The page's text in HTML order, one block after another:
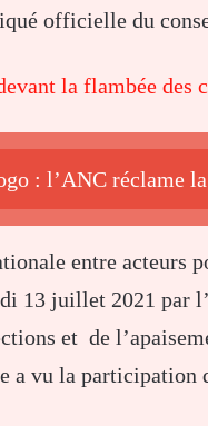
officielle du
la flambée des
: l’ANC réclame
entre acteurs
13 juillet 2021 par
et de
a vu la